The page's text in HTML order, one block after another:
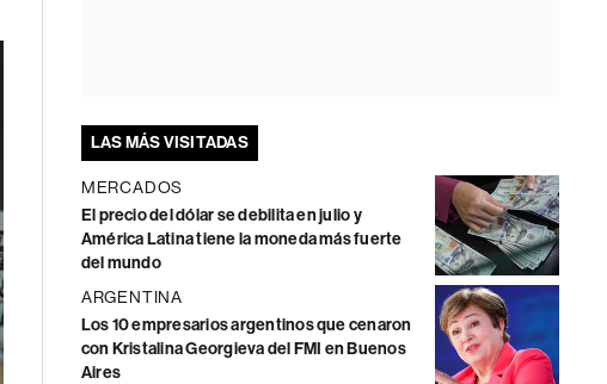
LAS MÁS VISITADAS
MERCADOS
El precio del dólar se debilita en julio y
América Latina tiene la moneda más fuerte
del mundo
ARGENTINA
Los 10 empresarios argentinos que cenaron
con Kristalina Georgieva del FMI en Buenos
Aires